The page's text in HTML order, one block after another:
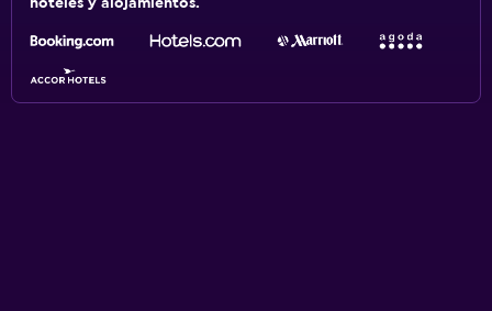
hoteles y alojamientos.